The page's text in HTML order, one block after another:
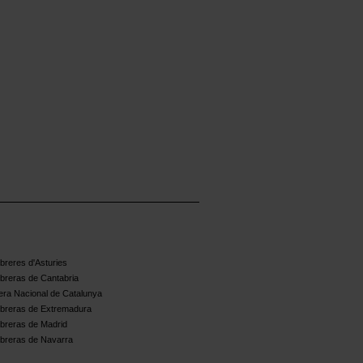
d'Asturies
de Cantabria
Nacional de Catalunya
de Extremadura
de Madrid
de Navarra